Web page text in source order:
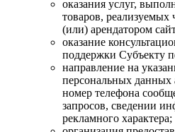
оказания услуг,
товаров, реализуемых
(или) арендатором
оказание
поддержки Субъекту
направление на
персональных данных
номер телефона
запросов, сведении
рекламного характера;